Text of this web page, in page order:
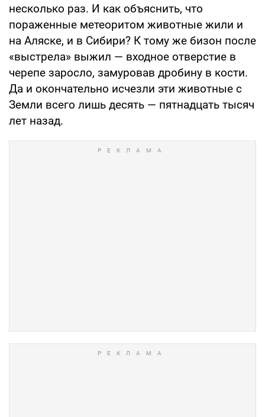
несколько раз. И как объяснить, что
пораженные метеоритом животные жили и
на Аляске, и в Сибири? К тому же бизон после
«выстрела» выжил — входное отверстие в
черепе заросло, замуровав дробину в кости.
Да и окончательно исчезли эти животные с
Земли всего лишь десять — пятнадцать тысяч
лет назад.